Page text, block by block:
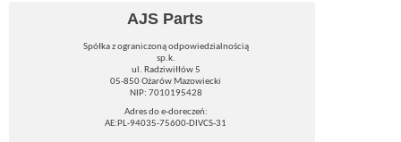
AJS Parts
Spółka z ograniczoną odpowiedzialnością
sp.k.
ul. Radziwiłłów 5
05-850 Ożarów Mazowiecki
NIP: 7010195428
Adres do e-doreczeń:
AE:PL-94035-75600-DIVCS-31